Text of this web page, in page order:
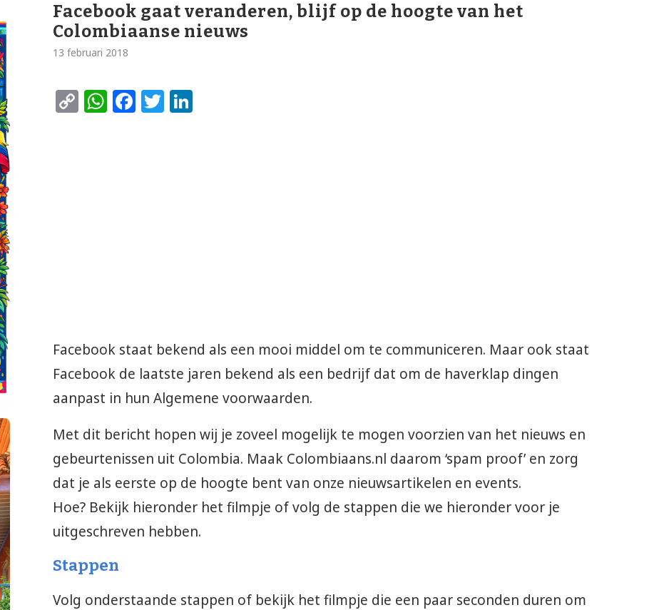
Facebook gaat veranderen, blijf op de hoogte van het
Colombiaanse nieuws
13 februari 2018
CopyWhatsApp
Facebook
Twitter
Facebook staat bekend als een mooi middel om te communiceren. Maar ook staat
Facebook de laatste jaren bekend als een bedrijf dat om de haverklap dingen
aanpast in hun Algemene voorwaarden.
Met dit bericht hopen wij je zoveel mogelijk te mogen voorzien van het nieuws en
gebeurtenissen uit Colombia. Maak Colombiaans.nl daarom ‘spam proof’ en zorg
dat je als eerste op de hoogte bent van onze nieuwsartikelen en events.
Hoe? Bekijk hieronder het filmpje of volg de stappen die we hieronder voor je
uitgeschreven hebben.
Stappen
Volg onderstaande stappen of bekijk het filmpje die een paar seconden duren om